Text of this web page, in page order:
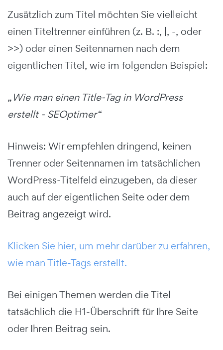
Zusätzlich zum Titel möchten Sie vielleicht
einen Titeltrenner einführen (z. B. :, |, -, oder
>>) oder einen Seitennamen nach dem
eigentlichen Titel, wie im folgenden Beispiel:
„Wie man einen Title-Tag in WordPress
erstellt - SEOptimer“
Hinweis: Wir empfehlen dringend, keinen
Trenner oder Seitennamen im tatsächlichen
WordPress-Titelfeld einzugeben, da dieser
auch auf der eigentlichen Seite oder dem
Beitrag angezeigt wird.
Klicken Sie hier, um mehr darüber zu erfahren,
wie man Title-Tags erstellt.
Bei einigen Themen werden die Titel
tatsächlich die H1-Überschrift für Ihre Seite
oder Ihren Beitrag sein.